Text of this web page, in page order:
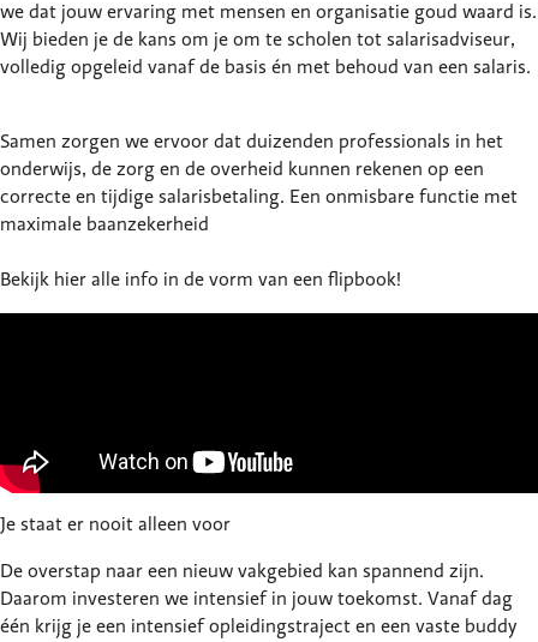
we dat jouw ervaring met mensen en organisatie goud waard is.
Wij bieden je de kans om je om te scholen tot salarisadviseur,
volledig opgeleid vanaf de basis én met behoud van een salaris.
Samen zorgen we ervoor dat duizenden professionals in het
onderwijs, de zorg en de overheid kunnen rekenen op een
correcte en tijdige salarisbetaling. Een onmisbare functie met
maximale baanzekerheid
Bekijk hier alle info in de vorm van een flipbook!
Je staat er nooit alleen voor
De overstap naar een nieuw vakgebied kan spannend zijn.
Daarom investeren we intensief in jouw toekomst. Vanaf dag
één krijg je een intensief opleidingstraject en een vaste buddy